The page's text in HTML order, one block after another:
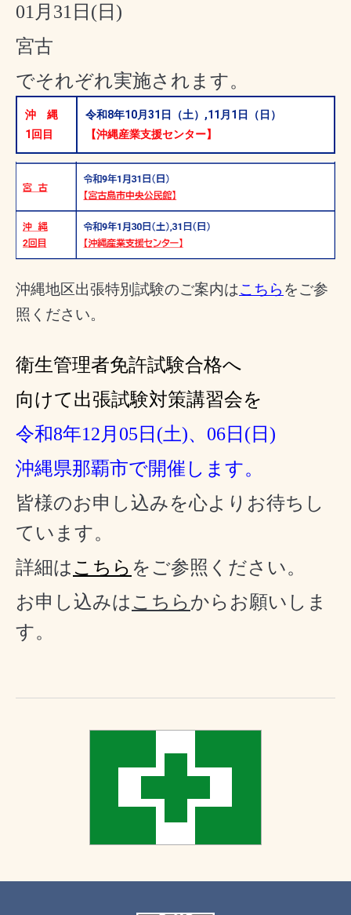
01月31日(日)
宮古
でそれぞれ実施されます。
沖 縄
1回目
令和8年10月31日（土）,11月1日（日）
【沖縄産業支援センター】
沖縄地区出張特別試験のご案内はこちら をご参
照ください。
衛生管理者免許試験合格へ
向けて出張試験対策講習会を
令和8年12月05 日 (土)、06日 (日 )
沖縄県那覇市で開催します。
皆様のお申し込みを心よりお待ちし
ています。
詳細はこちら をご参照ください。
お申し込みは こちらからお願いしま
す。